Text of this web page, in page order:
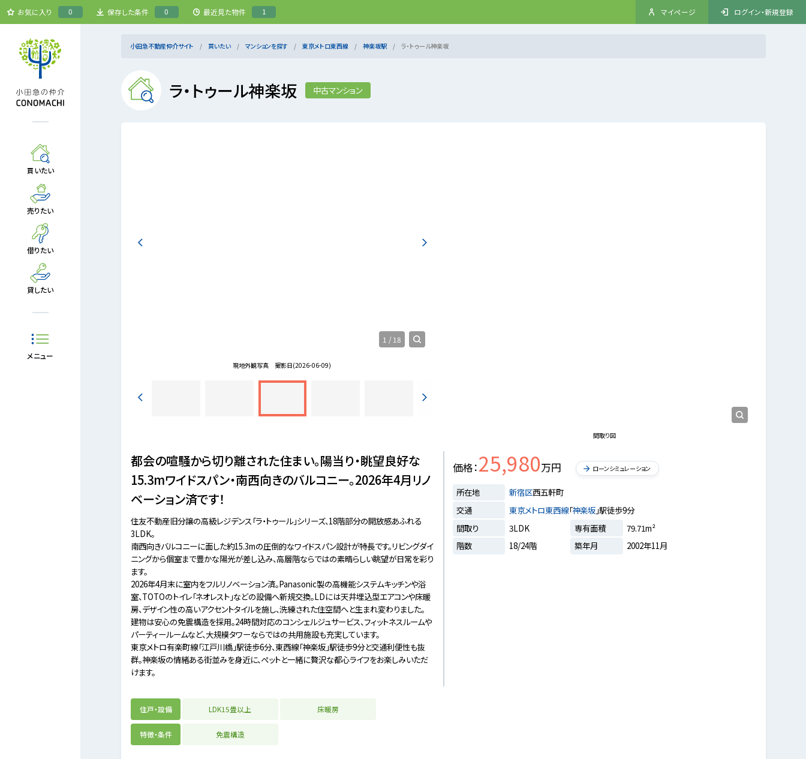
お気に入り 0 保存した条件 0 最近見た物件 1 マイページ ログイン・新規登録
買いたい
売りたい
借りたい
貸したい
メニュー
小田急不動産仲介サイト 買いたい マンションを探す 東京メトロ東西線 神楽坂駅 ラ・トゥール神楽坂
ラ・トゥール神楽坂 中古マンション
現地外観写真 撮影日(2026-06-09)
1 / 18
間取り図
都会の喧騒から切り離された住まい。陽当り・眺望良好な
15.3mワイドスパン・南西向きのバルコニー。2026年4月リノ
ベーション済です！
住友不動産旧分譲の高級レジデンス「ラ・トゥール」シリーズ、18階部分の開放感あふれる
3LDK。
南西向きバルコニーに面した約15.3mの圧倒的なワイドスパン設計が特長です。リビングダイ
ニングから個室まで豊かな陽光が差し込み、高層階ならではの素晴らしい眺望が日常を彩り
ます。
2026年4月末に室内をフルリノベーション済。Panasonic製の高機能システムキッチンや浴
室、TOTOのトイレ「ネオレスト」などの設備へ新規交換。LDには天井埋込型エアコンや床暖
房、デザイン性の高いアクセントタイルを施し、洗練された住空間へと生まれ変わりました。
建物は安心の免震構造を採用。24時間対応のコンシェルジュサービス、フィットネスルームや
パーティールームなど、大規模タワーならではの共用施設も充実しています。
東京メトロ有楽町線「江戸川橋」駅徒歩6分、東西線「神楽坂」駅徒歩9分と交通利便性も抜
群。神楽坂の情緒ある街並みを身近に、ペットと一緒に贅沢な都心ライフをお楽しみいただ
けます。
価格 25,980万円 ローンシミュレーション
所在地 新宿区西五軒町
交通
東京メトロ東西線「神楽坂」駅徒歩9分
間取り
3LDK 専有面積
79.71m²
階数
18/24階 築年月 2002年11月
住戸・設備 LDK15畳以上 床暖房
特徴・条件 免震構造